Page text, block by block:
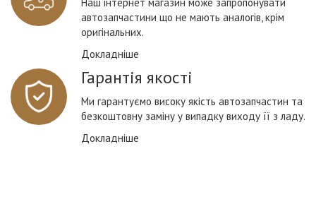
автозапчастини що не мають аналогів, крім
оригінальних.
Докладніше
Гарантія якості
Ми гарантуємо високу якість автозапчастин та
безкоштовну заміну у випадку виходу її з ладу.
Докладніше